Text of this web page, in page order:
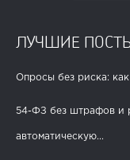
ЛУЧШИЕ
Опросы без риска:
54-ФЗ без штрафов и
автоматическую...